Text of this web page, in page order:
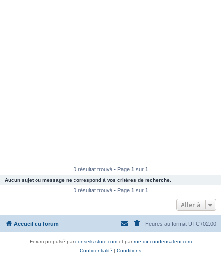
0 résultat trouvé • Page 1 sur 1
Aucun sujet ou message ne correspond à vos critères de recherche.
0 résultat trouvé • Page 1 sur 1
Aller à
Accueil du forum Heures au format UTC+02:00
Forum propulsé parconseils-store.comet parrue-du-condensateur.com
Confidentialité | Conditions